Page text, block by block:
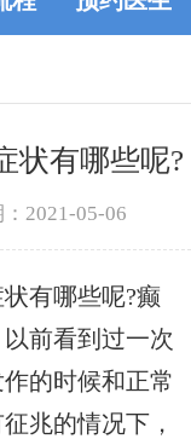
状有哪些呢?
：2021-05-06
有哪些呢?癫
前看到过一次
的时候和正常
兆的情况下，